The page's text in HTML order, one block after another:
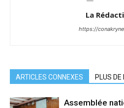
La
https://
ARTICLES CONNEXES PLUS DE
Assemblée